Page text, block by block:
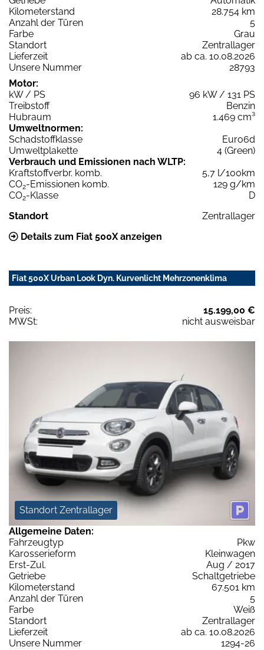
Kilometerstand
28.754 km
Anzahl der Türen
5
Farbe
Grau
Standort
Zentrallager
Lieferzeit
ab ca. 10.08.2026
Unsere Nummer
28793
Motor:
kW / PS
96 kW / 131 PS
Treibstoff
Benzin
Hubraum
1.469 cm³
Umweltnormen:
Schadstoffklasse
Euro6d
Umweltplakette
4 (Green)
Verbrauch und Emissionen nach WLTP:
Kraftstoffverbr. komb.
5,7 l/100km
CO2-Emissionen komb.
129 g/km
CO2-Klasse
D
Standort
Zentrallager
Details zum Fiat 500X anzeigen
Fiat 500X Urban Look Dyn. Kurvenlicht Mehrzonenklima
Preis:
15.199,00 €
MWSt:
nicht ausweisbar
Standort Zentrallager
Allgemeine Daten:
Fahrzeugtyp
Pkw
Karosserieform
Kleinwagen
Erst-Zul.
Aug / 2017
Getriebe
Schaltgetriebe
Kilometerstand
67.501 km
Anzahl der Türen
5
Farbe
Weiß
Standort
Zentrallager
Lieferzeit
ab ca. 10.08.2026
Unsere Nummer
1294-26